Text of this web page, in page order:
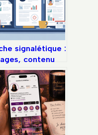
signalétique :
contenu
et
prêts à